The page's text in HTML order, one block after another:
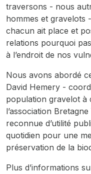
traversons - nous
hommes et
chacun ait place et
relations pourquoi
à l’endroit de nos
Nous avons abordé
David Hemery -
population gravelot à
l’association
reconnue d’utilité
quotidien pour une
préservation de la
Plus d’informations